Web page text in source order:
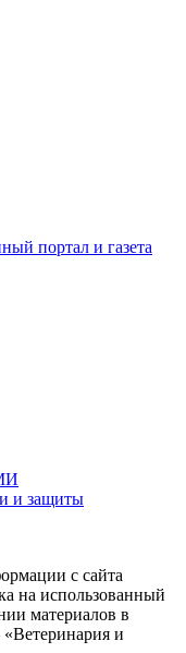
и защиты
с сайта
на использованный
материалов в
и